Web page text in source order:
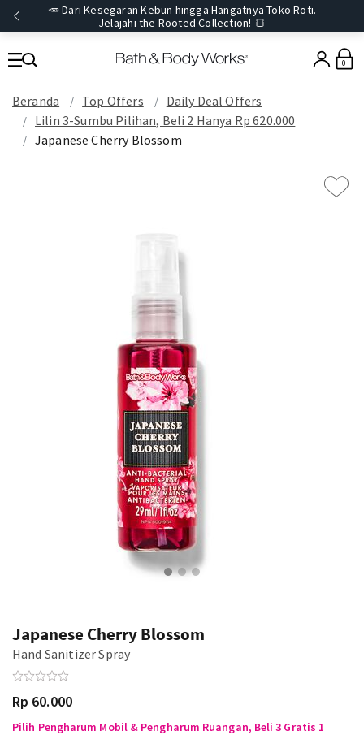
🥕 Dari Kesegaran Kebun hingga Hangatnya Toko Roti.
Jelajahi the Rooted Collection! 🍞
0
Beranda Top Offers
Daily Deal Offers
Lilin 3-Sumbu Pilihan, Beli 2 Hanya Rp 620.000
Japanese Cherry Blossom
Japanese Cherry Blossom
Hand Sanitizer Spray
Rp 60.000
Pilih Pengharum Mobil & Pengharum Ruangan, Beli 3 Gratis 1